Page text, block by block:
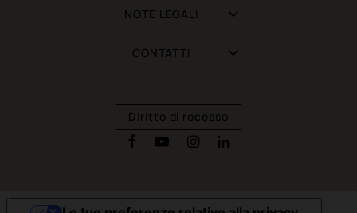
NOTE LEGALI
CONTATTI
Diritto di recesso